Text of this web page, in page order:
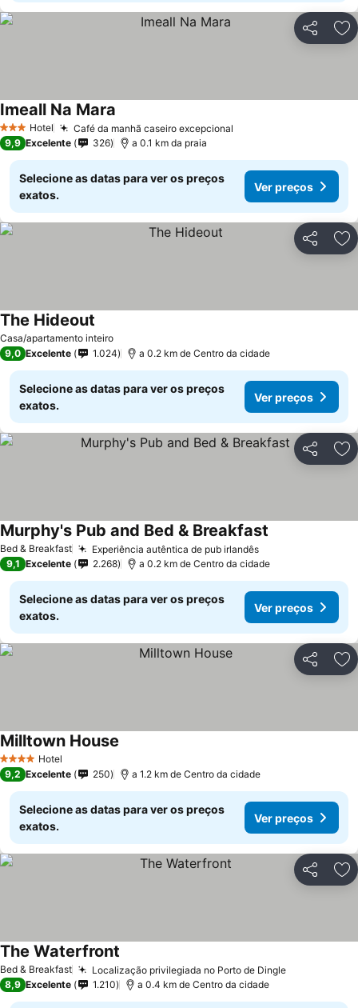
Partilhar
3 EstrelasHotel Café da manhã caseiro excepcional
Imeall Na Mara
9,9 Excelente 326 a 0.1 km da praia
Selecione as datas para ver os preços
exatos.
Ver preços
Partilhar
Casa/apartamento inteiro
The Hideout
9,0 Excelente 1.024 a 0.2 km de Centro da cidade
Selecione as datas para ver os preços
exatos.
Ver preços
Partilhar
Bed & Breakfast Experiência autêntica de pub irlandês
Murphy's Pub and Bed & Breakfast
9,1 Excelente 2.268 a 0.2 km de Centro da cidade
Selecione as datas para ver os preços
exatos.
Ver preços
Partilhar
4 EstrelasHotel
Milltown House
9,2 Excelente 250 a 1.2 km de Centro da cidade
Selecione as datas para ver os preços
exatos.
Ver preços
Partilhar
Bed & Breakfast Localização privilegiada no Porto de Dingle
The Waterfront
8,9 Excelente 1.210 a 0.4 km de Centro da cidade